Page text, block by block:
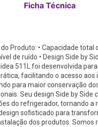
Ficha Técnica
Produto: • Capacidade
de ruído • Design Side by
511L foi desenvolvida
facilitando o acesso aos
para maior conservação
Seu design Side by
do refrigerador, tornando
sofisticado para
dos produtos.